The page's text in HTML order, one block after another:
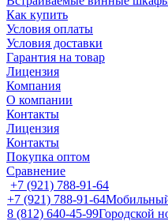
Как купить
Условия оплаты
Условия доставки
Гарантия на товар
Лицензия
Компания
О компании
Контакты
Лицензия
Контакты
Покупка оптом
Сравнение
+7 (921) 788-91-64
+7 (921) 788-91-64
8 (812) 640-45-99Городской